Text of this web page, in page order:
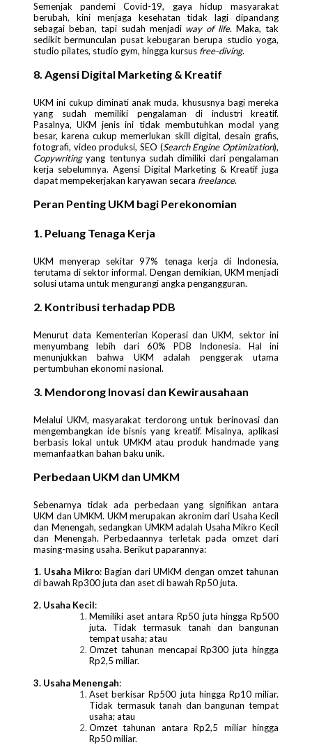
Semenjak pandemi Covid-19, gaya hidup masyarakat
berubah, kini menjaga kesehatan tidak lagi dipandang
sebagai beban, tapi sudah menjadi way of life. Maka, tak
sedikit bermunculan pusat kebugaran berupa studio yoga,
studio pilates, studio gym, hingga kursus free-diving.
8. Agensi Digital Marketing & Kreatif
UKM ini cukup diminati anak muda, khususnya bagi mereka
yang sudah memiliki pengalaman di industri kreatif.
Pasalnya, UKM jenis ini tidak membutuhkan modal yang
besar, karena cukup memerlukan skill digital, desain grafis,
fotografi, video produksi, SEO (Search Engine Optimization),
Copywritingyang tentunya sudah dimiliki dari pengalaman
kerja sebelumnya. Agensi Digital Marketing & Kreatif juga
dapat mempekerjakan karyawan secara freelance.
Peran Penting UKM bagi Perekonomian
1. Peluang Tenaga Kerja
UKM menyerap sekitar 97% tenaga kerja di Indonesia,
terutama di sektor informal. Dengan demikian, UKM menjadi
solusi utama untuk mengurangi angka pengangguran.
2. Kontribusi terhadap PDB
Menurut data Kementerian Koperasi dan UKM, sektor ini
menyumbang lebih dari 60% PDB Indonesia. Hal ini
menunjukkan bahwa UKM adalah penggerak utama
pertumbuhan ekonomi nasional.
3. Mendorong Inovasi dan Kewirausahaan
Melalui UKM, masyarakat terdorong untuk berinovasi dan
mengembangkan ide bisnis yang kreatif. Misalnya, aplikasi
berbasis lokal untuk UMKM atau produk handmade yang
memanfaatkan bahan baku unik.
Perbedaan UKM dan UMKM
Sebenarnya tidak ada perbedaan yang signifikan antara
UKM dan UMKM. UKM merupakan akronim dari Usaha Kecil
dan Menengah, sedangkan UMKM adalah Usaha Mikro Kecil
dan Menengah. Perbedaannya terletak pada omzet dari
masing-masing usaha. Berikut paparannya:
1. Usaha Mikro: Bagian dari UMKM dengan omzet tahunan
di bawah Rp300 juta dan aset di bawah Rp50 juta.
2. Usaha Kecil:
Memiliki aset antara Rp50 juta hingga Rp500
juta. Tidak termasuk tanah dan bangunan
tempat usaha; atau
Omzet tahunan mencapai Rp300 juta hingga
Rp2,5 miliar.
3. Usaha Menengah:
Aset berkisar Rp500 juta hingga Rp10 miliar.
Tidak termasuk tanah dan bangunan tempat
usaha; atau
Omzet tahunan antara Rp2,5 miliar hingga
Rp50 miliar.